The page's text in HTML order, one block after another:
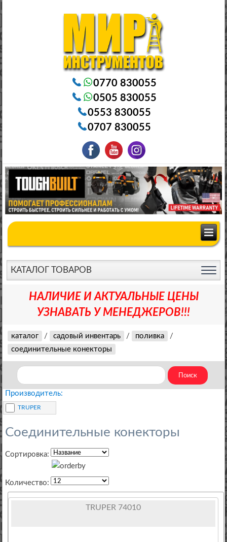
0770 830055
0505 830055
0553 830055
0707 830055
КАТАЛОГ ТОВАРОВ
НАЛИЧИЕ И АКТУАЛЬНЫЕ ЦЕНЫ
УЗНАВАТЬ У МЕНЕДЖЕРОВ!!!
каталог / садовый инвентарь / поливка
/
соединительные конекторы
Производитель:
TRUPER
Соединительные конекторы
Сортировка:
Количество:
TRUPER 74010